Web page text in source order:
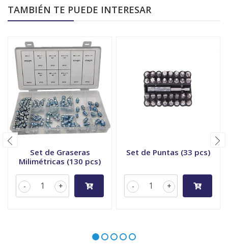
TAMBIÉN TE PUEDE INTERESAR
Set de Graseras
Milimétricas (130 pcs)
+
-
Set de Puntas (33 pcs)
+
-